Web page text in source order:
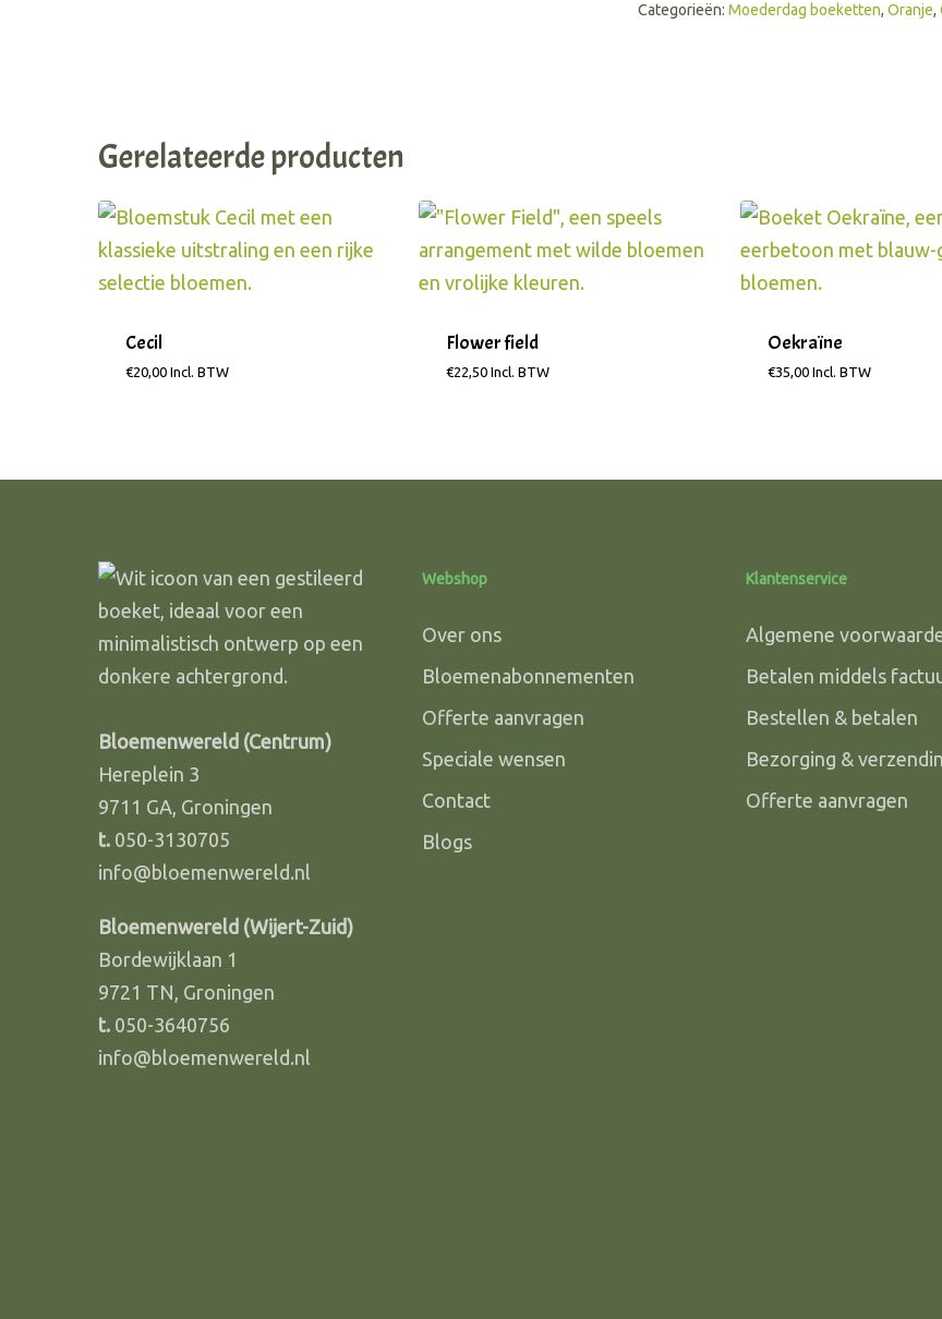
Categorieën: Moederdag boeketten, Oranje,
Gerelateerde producten
Cecil
€20,00 Incl. BTW
Flower field
€22,50 Incl. BTW
Oekraïne
€35,00 Incl. BTW
Bloemenwereld (Centrum)
Hereplein 3
9711 GA, Groningen
t. 050-3130705
info@bloemenwereld.nl
Bloemenwereld (Wijert-Zuid)
Bordewijklaan 1
9721 TN, Groningen
t. 050-3640756
info@bloemenwereld.nl
Webshop
Over ons
Bloemenabonnementen
Offerte aanvragen
Speciale wensen
Contact
Blogs
Klantenservice
Algemene
Betalen middels
Bestellen & betalen
Bezorging &
Offerte aanvragen